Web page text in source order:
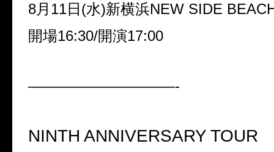
8月11日(水)新横浜NEW SIDE
開場16:30/開演17:00
——————————-
NINTH ANNIVERSARY TOUR